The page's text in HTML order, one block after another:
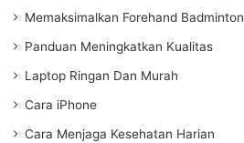
Memaksimalkan Forehand Badminton
Panduan Meningkatkan Kualitas
Laptop Ringan Dan Murah
Cara iPhone
Cara Menjaga Kesehatan Harian